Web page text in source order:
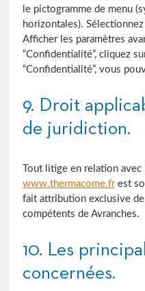
le pictogramme de menu
horizontales).
Afficher les paramètres
“Confidentialité”, cliquez
“Confidentialité”, vous
9. Droit
de juridiction.
Tout litige en relation
www.thermacome.frest
fait attribution exclusive
compétents de Avranches.
10. Les
concernées.